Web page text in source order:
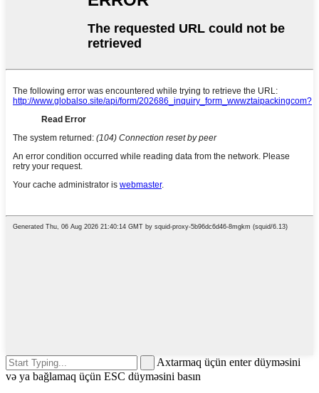
Axtarmaq üçün enter düyməsini
və ya bağlamaq üçün ESC düyməsini basın